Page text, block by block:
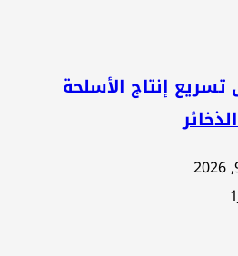
إنتاج الأسلحة